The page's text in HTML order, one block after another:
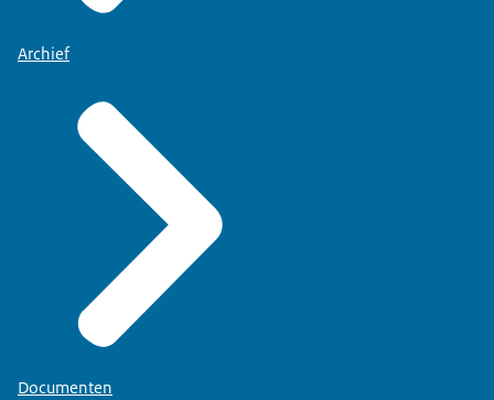
Archief
Documenten